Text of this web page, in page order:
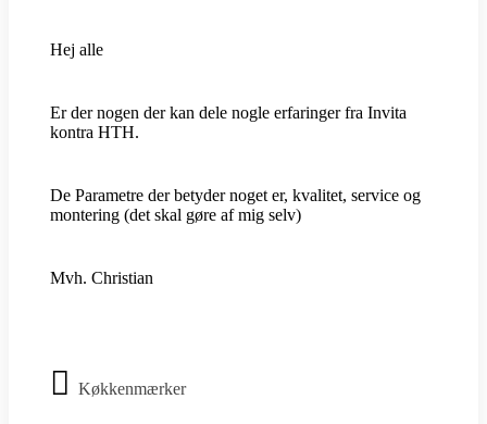
Hej alle
Er der nogen der kan dele nogle erfaringer fra Invita
kontra HTH.
De Parametre der betyder noget er, kvalitet, service og
montering (det skal gøre af mig selv)
Mvh. Christian
Køkkenmærker